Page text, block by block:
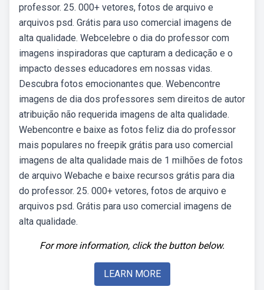
professor. 25. 000+ vetores, fotos de arquivo e
arquivos psd. Grátis para uso comercial imagens de
alta qualidade. Webcelebre o dia do professor com
imagens inspiradoras que capturam a dedicação e o
impacto desses educadores em nossas vidas.
Descubra fotos emocionantes que. Webencontre
imagens de dia dos professores sem direitos de autor
atribuição não requerida imagens de alta qualidade.
Webencontre e baixe as fotos feliz dia do professor
mais populares no freepik grátis para uso comercial
imagens de alta qualidade mais de 1 milhões de fotos
de arquivo Webache e baixe recursos grátis para dia
do professor. 25. 000+ vetores, fotos de arquivo e
arquivos psd. Grátis para uso comercial imagens de
alta qualidade.
For more information, click the button below.
LEARN MORE